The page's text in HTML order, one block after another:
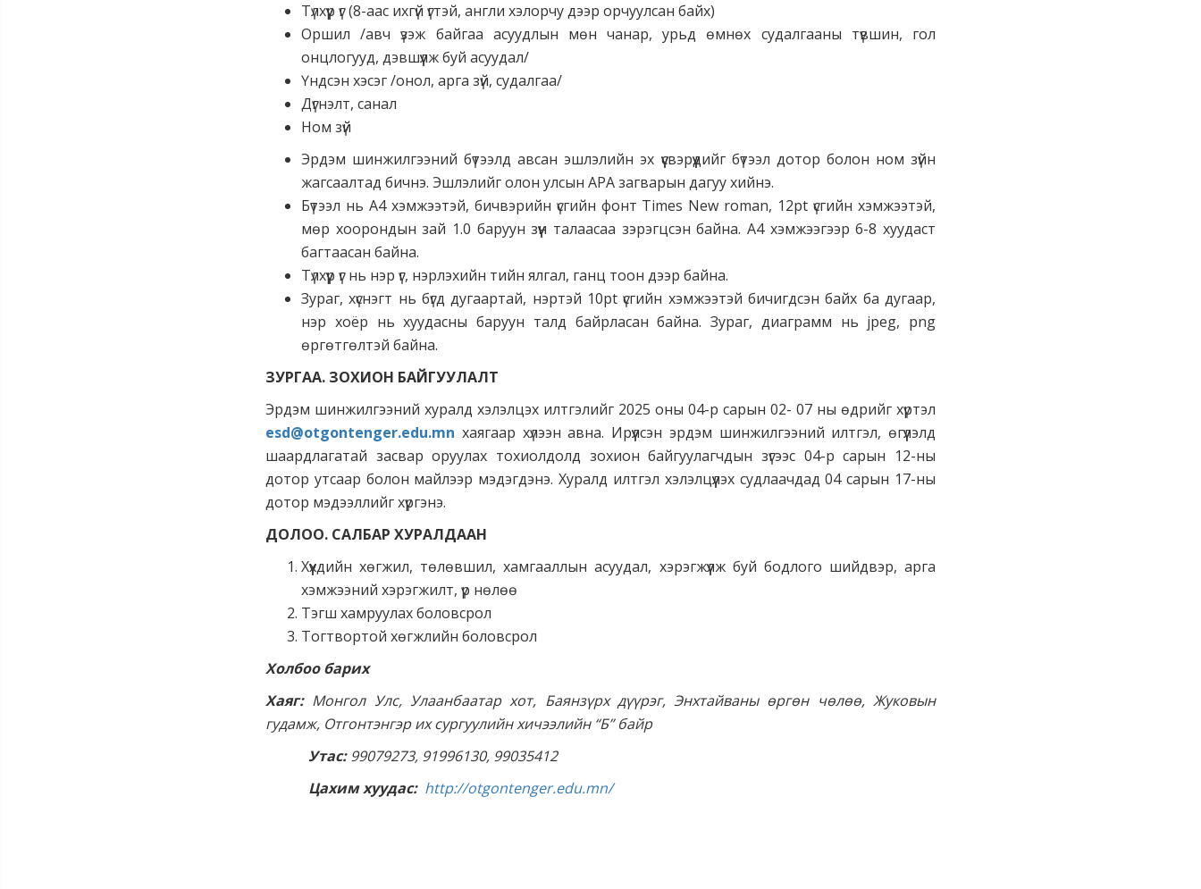
Түлхүүр үг (8-аас ихгүй үгтэй, англи хэлорчу дээр орчуулсан байх)
Оршил /авч үзэж байгаа асуудлын мөн чанар, урьд өмнөх судалгааны түвшин, гол
онцлогууд, дэвшүүлж буй асуудал/
Үндсэн хэсэг /онол, арга зүй, судалгаа/
Дүгнэлт, санал
Ном зүй
Эрдэм шинжилгээний бүтээлд авсан эшлэлийн эх үүсвэрүүдийг бүтээл дотор болон ном зүйн
жагсаалтад бичнэ. Эшлэлийг олон улсын APA загварын дагуу хийнэ.
Бүтээл нь А4 хэмжээтэй, бичвэрийн үсгийн фонт Times New roman, 12pt үсгийн хэмжээтэй,
мөр хоорондын зай 1.0 баруун зүүн талаасаа зэрэгцсэн байна. А4 хэмжээгээр 6-8 хуудаст
багтаасан байна.
Түлхүүр үг нь нэр үг, нэрлэхийн тийн ялгал, ганц тоон дээр байна.
Зураг, хүснэгт нь бүгд дугаартай, нэртэй 10pt үсгийн хэмжээтэй бичигдсэн байх ба дугаар,
нэр хоёр нь хуудасны баруун талд байрласан байна. Зураг, диаграмм нь jpeg, png
өргөтгөлтэй байна.
ЗУРГАА. ЗОХИОН БАЙГУУЛАЛТ
Эрдэм шинжилгээний хуралд хэлэлцэх илтгэлийг 2025 оны 04-р сарын 02- 07 ны өдрийг хүртэл
esd@otgontenger.edu.mn хаягаар хүлээн авна. Ирүүлсэн эрдэм шинжилгээний илтгэл, өгүүлэлд
шаардлагатай засвар оруулах тохиолдолд зохион байгуулагчдын зүгээс 04-р сарын 12-ны
дотор утсаар болон майлээр мэдэгдэнэ. Хуралд илтгэл хэлэлцүүлэх судлаачдад 04 сарын 17-ны
дотор мэдээллийг хүргэнэ.
ДОЛОО. САЛБАР ХУРАЛДААН
Хүүхдийн хөгжил, төлөвшил, хамгааллын асуудал, хэрэгжүүлж буй бодлого шийдвэр, арга
хэмжээний хэрэгжилт, үр нөлөө
Тэгш хамруулах боловсрол
Тогтвортой хөгжлийн боловсрол
Холбоо барих
Хаяг:Монгол Улс, Улаанбаатар хот, Баянзүрх дүүрэг, Энхтайваны өргөн чөлөө, Жуковын
гудамж, Отгонтэнгэр их сургуулийн хичээлийн “Б” байр
Утас:99079273, 91996130, 99035412
Цахим хуудас: http://otgontenger.edu.mn/